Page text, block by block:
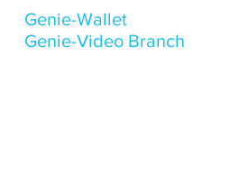
Genie-Wallet
Genie-Video Branch